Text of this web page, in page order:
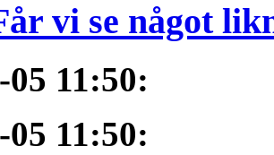
vi se något
11:50:
11:50: